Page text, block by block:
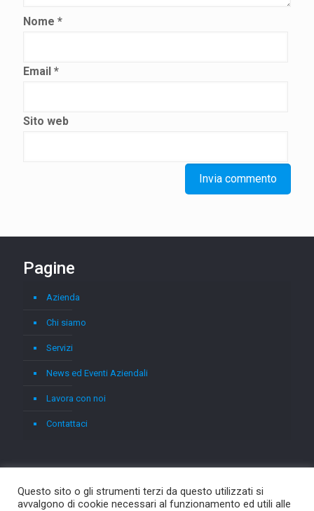
Nome *
Email *
Sito web
Pagine
Azienda
Chi siamo
Servizi
News ed Eventi Aziendali
Lavora con noi
Contattaci
Questo sito o gli strumenti terzi da questo utilizzati si
avvalgono di cookie necessari al funzionamento ed utili alle